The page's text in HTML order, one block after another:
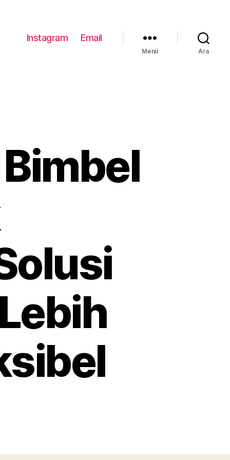
Instagram Email
Menü Ara